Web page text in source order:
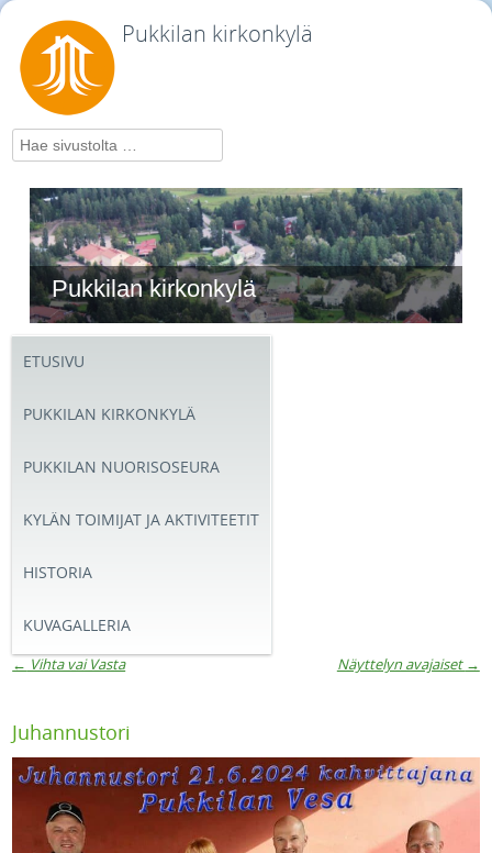
Pukkilan kirkonkylä
Hae
Pukkilan kirkonkylä
ETUSIVU
PUKKILAN KIRKONKYLÄ
PUKKILAN NUORISOSEURA
KYLÄN TOIMIJAT JA AKTIVITEETIT
HISTORIA
KUVAGALLERIA
← Vihta vai Vasta Näyttelyn avajaiset →
Juhannustori